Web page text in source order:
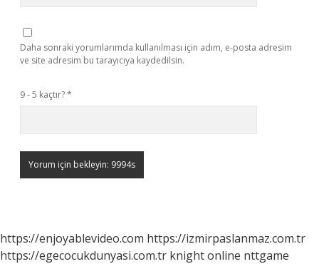
Daha sonraki yorumlarımda kullanılması için adım, e-posta adresim
ve site adresim bu tarayıcıya kaydedilsin.
9 - 5 kaçtır?*
https://enjoyablevideo.com https://izmirpaslanmaz.com.tr
https://egecocukdunyasi.com.tr knight online nttgame